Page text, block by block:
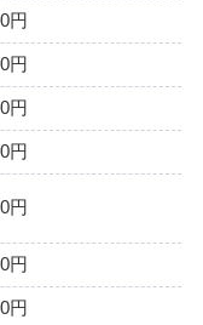
円
円
円
円
円
円
円